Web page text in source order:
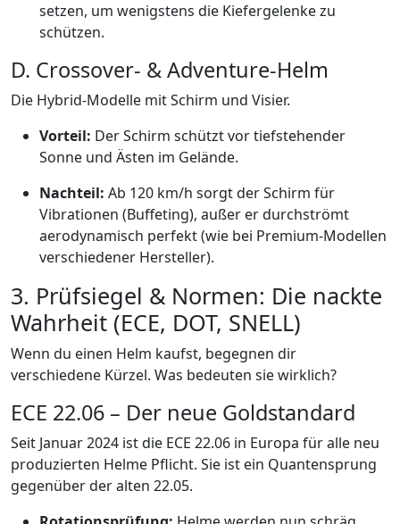
setzen, um wenigstens die Kiefergelenke zu
schützen.
D. Crossover- & Adventure-Helm
Die Hybrid-Modelle mit Schirm und Visier.
Vorteil: Der Schirm schützt vor tiefstehender
Sonne und Ästen im Gelände.
Nachteil: Ab 120 km/h sorgt der Schirm für
Vibrationen (Buffeting), außer er durchströmt
aerodynamisch perfekt (wie bei Premium-Modellen
verschiedener Hersteller).
3. Prüfsiegel & Normen: Die nackte
Wahrheit (ECE, DOT, SNELL)
Wenn du einen Helm kaufst, begegnen dir
verschiedene Kürzel. Was bedeuten sie wirklich?
ECE 22.06 – Der neue Goldstandard
Seit Januar 2024 ist die ECE 22.06 in Europa für alle neu
produzierten Helme Pflicht. Sie ist ein Quantensprung
gegenüber der alten 22.05.